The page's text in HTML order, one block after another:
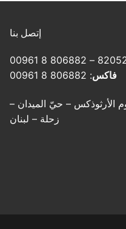
إتصل بنا
فاكس: 806882 8 00961
الأرثوذكس – حيّ الميدان –
زحلة – لبنان